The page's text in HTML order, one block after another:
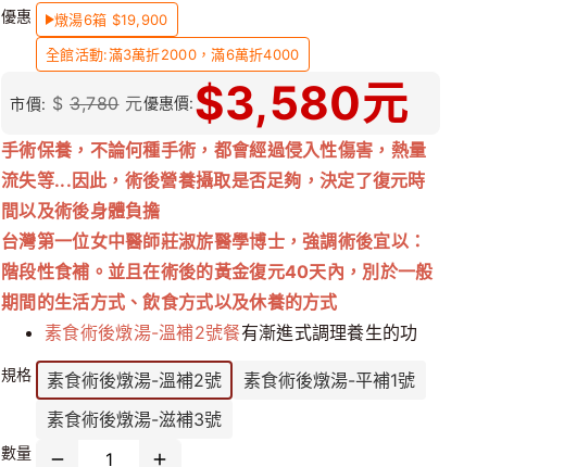
市價: $ 3,780 元優惠價:$3,580元
優惠
燉湯6箱 $19,900
全館活動:滿3萬折2000，滿6萬折4000
手術保養，不論何種手術，都會經過侵入性傷害，熱量
流失等...因此，術後營養攝取是否足夠，決定了復元時
間以及術後身體負擔
台灣第一位女中醫師莊淑旂醫學博士，強調術後宜以：
階段性食補。並且在術後的黃金復元40天內，別於一般
期間的生活方式、飲食方式以及休養的方式
素食術後燉湯-溫補2號餐有漸進式調理養生的功
效，搭配「得過勳章」的特色飲品-「神奇紅棗
茶」，讓術後食用素食者，每天「一燉補」、「一
飲補」有助於術前／病後補養及提供營養補給、滋
補強身的功效
規格 素食術後燉湯-溫補2號
素食術後燉湯-平補1號
素食術後燉湯-滋補3號
數量